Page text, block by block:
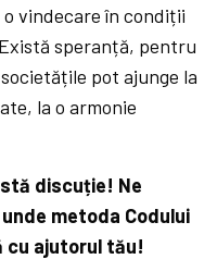
vindecare în condiții
speranță, pentru
pot ajunge la
la o armonie
discuție! Ne
metoda Codului
cu ajutorul tău!